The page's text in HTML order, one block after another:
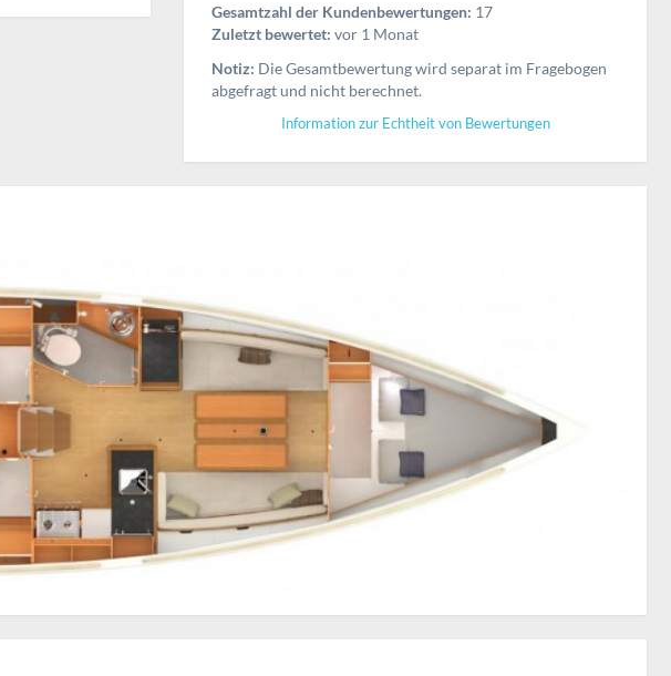
Gesamtzahl der Kundenbewertungen: 17
Zuletzt bewertet: vor 1 Monat
Notiz: Die Gesamtbewertung wird separat im Fragebogen
abgefragt und nicht berechnet.
Information zur Echtheit von Bewertungen